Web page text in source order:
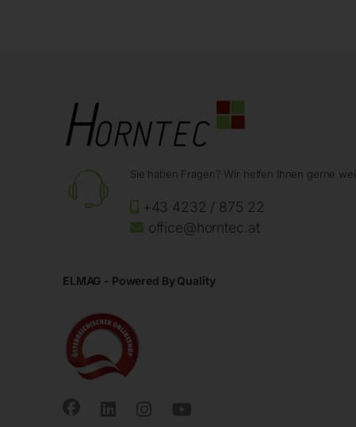
Sie haben Fragen? Wir helfen Ihnen gerne
+43 4232 / 875 22
office@horntec.at
ELMAG - Powered By Quality